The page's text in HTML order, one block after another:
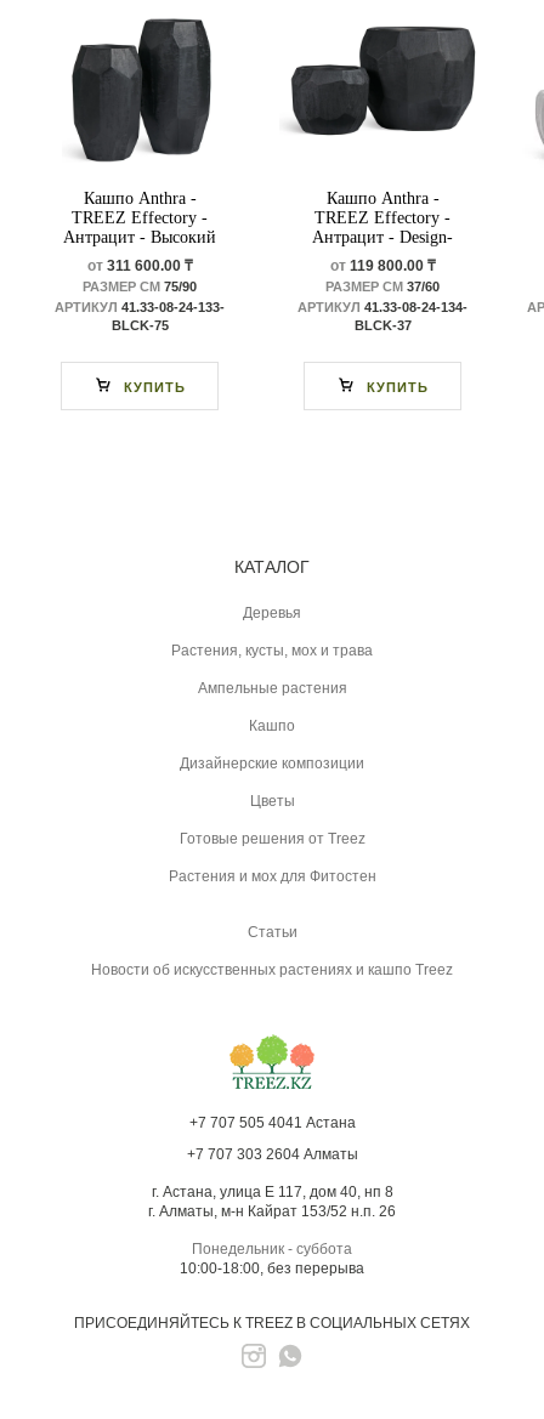
Кашпо Anthra -
TREEZ Effectory -
Антрацит - Высокий
Design-многогранник
от311 600.00 ₸
РАЗМЕР СМ 75/90
АРТИКУЛ 41.33-08-24-133-
BLCK-75
КУПИТЬ
Кашпо Anthra -
TREEZ Effectory -
Антрацит - Design-
многогранник
от119 800.00 ₸
РАЗМЕР СМ 37/60
АРТИКУЛ 41.33-08-24-134-
BLCK-37
КУПИТЬ
КАТАЛОГ
Деревья
Растения, кусты, мох и трава
Ампельные растения
Кашпо
Дизайнерские композиции
Цветы
Готовые решения от Treez
Растения и мох для Фитостен
Статьи
Новости об искусственных растениях и кашпо Treez
+7 707 505 4041 Астана
+7 707 303 2604 Алматы
г. Астана, улица Е 117, дом 40, нп 8
г. Алматы, м-н Кайрат 153/52 н.п. 26
Понедельник - суббота
10:00-18:00, без перерыва
ПРИСОЕДИНЯЙТЕСЬ К TREEZ В СОЦИАЛЬНЫХ СЕТЯХ